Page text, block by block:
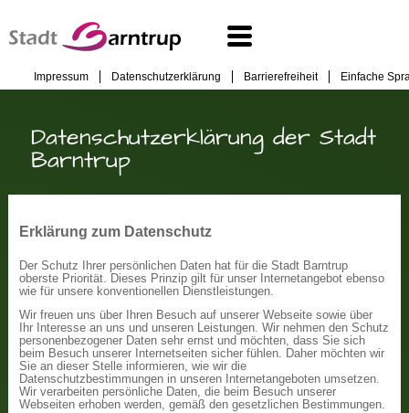
Impressum Datenschutzerklärung Barrierefreiheit Einfache
Datenschutzerklärung der Stadt
Barntrup
Erklärung zum Datenschutz
Der Schutz Ihrer persönlichen Daten hat für die Stadt Barntrup
oberste Priorität. Dieses Prinzip gilt für unser Internetangebot ebenso
wie für unsere konventionellen Dienstleistungen.
Wir freuen uns über Ihren Besuch auf unserer Webseite sowie über
Ihr Interesse an uns und unseren Leistungen. Wir nehmen den Schutz
personenbezogener Daten sehr ernst und möchten, dass Sie sich
beim Besuch unserer Internetseiten sicher fühlen. Daher möchten wir
Sie an dieser Stelle informieren, wie wir die
Datenschutzbestimmungen in unseren Internetangeboten umsetzen.
Wir verarbeiten persönliche Daten, die beim Besuch unserer
Webseiten erhoben werden, gemäß den gesetzlichen Bestimmungen.